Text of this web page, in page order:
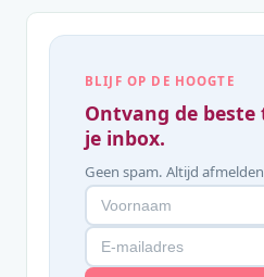
BLIJF OP DE HOOGTE
Ontvang de
je inbox.
Geen spam. Altijd